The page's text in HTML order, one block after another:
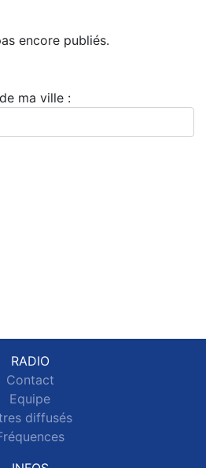
encore publiés.
ma ville :
RADIO
Contact
Equipe
diffusés